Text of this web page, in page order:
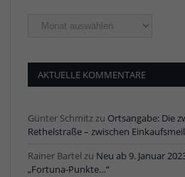
Ältere
AKTUELLE KOMMENTARE
Günter Schmitzzu Ortsangabe: Die
Rethelstraße – zwischen
Rainer Bartel zu Neu ab 9. Januar
„Fortuna-Punkte…“